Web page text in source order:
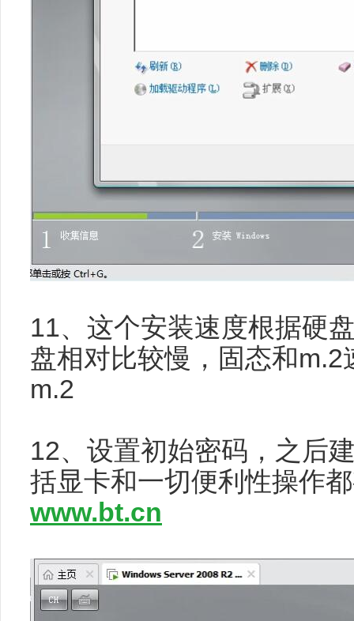
11、这个安装速度根据硬
盘相对比较慢，固态和
m.2
12、设置初始密码，之后
括显卡和一切便利性操作
www.bt.cn